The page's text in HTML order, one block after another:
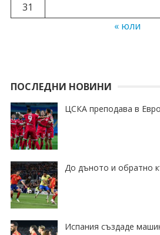
31
« юли
ПОСЛЕДНИ НОВИНИ
ЦСКА преподава в
До дъното и обратно
Испания създаде